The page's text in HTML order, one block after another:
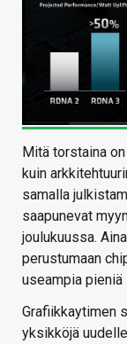
Mitä torstaina
kuin
samalla
saapunevat
joulukuussa.
perustumaan
useampia pieniä
Grafiikkaytimen
yksikköjä